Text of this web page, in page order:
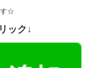
す☆
ック↓